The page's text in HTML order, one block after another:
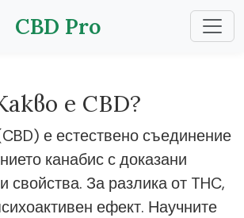
CBD Pro
е CBD?
е естествено съединение
канабис с доказани
свойства. За разлика от THC,
ефект. Научните